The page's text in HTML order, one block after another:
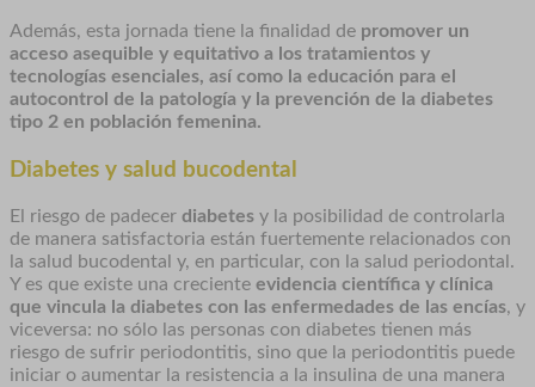
Además, esta jornada tiene la finalidad de promover un
acceso asequible y equitativo a los tratamientos y
tecnologías esenciales, así como la educación para el
autocontrol de la patología y la prevención de la diabetes
tipo 2 en población femenina.
Diabetes y salud bucodental
El riesgo de padecer diabetes y la posibilidad de controlarla
de manera satisfactoria están fuertemente relacionados con
la salud bucodental y, en particular, con la salud periodontal.
Y es que existe una creciente evidencia científica y clínica
que vincula la diabetes con las enfermedades de las encías, y
viceversa: no sólo las personas con diabetes tienen más
riesgo de sufrir periodontitis, sino que la periodontitis puede
iniciar o aumentar la resistencia a la insulina de una manera